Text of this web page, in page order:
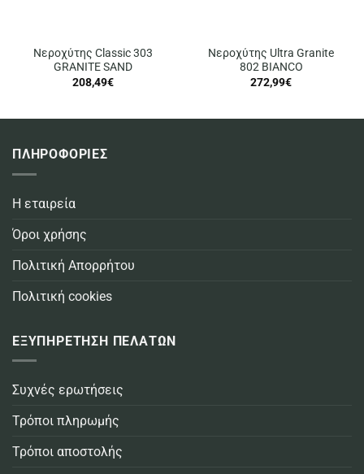
Νεροχύτης Classic 303
GRANITE SAND
208,49€
Νεροχύτης Ultra Granite
802 BIANCO
272,99€
ΠΛΗΡΟΦΟΡΙΕΣ
Η εταιρεία
Όροι χρήσης
Πολιτική Απορρήτου
Πολιτική cookies
ΕΞΥΠΗΡΕΤΗΣΗ ΠΕΛΑΤΩΝ
Συχνές ερωτήσεις
Τρόποι πληρωμής
Τρόποι αποστολής